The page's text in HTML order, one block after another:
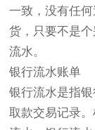
一致，没有任
货，只要不是
流水。
银行流水账单
银行流水是指
取款交易记录